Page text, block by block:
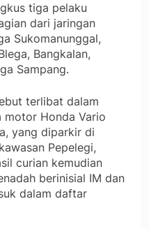
tiga pelaku
dari jaringan
Sukomanunggal,
Bangkalan,
Sampang.
terlibat dalam
motor Honda Vario
yang diparkir di
Pepelegi,
curian kemudian
berinisial IM dan
dalam daftar